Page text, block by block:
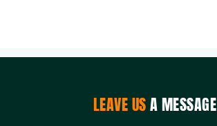
LEAVE USA MESSAGE